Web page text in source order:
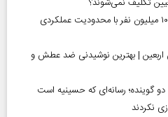
آمار معلولیت در ایران | بیش از ۱۰.۵ میلیون نفر با محدودیت عملکردی
| بهترین نوشیدنی ضد عطش و
دو گوینده؛ رسانه‌ای که حسینیه است